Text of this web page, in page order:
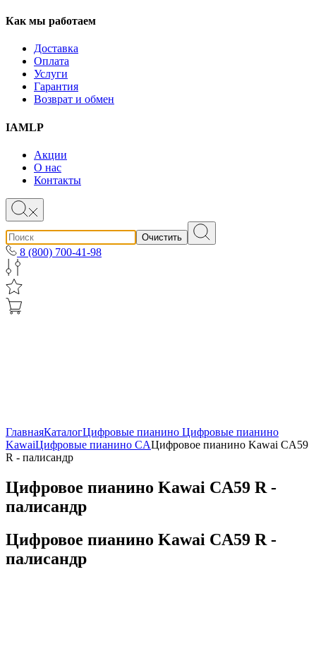
Как мы работаем
Доставка
Оплата
Услуги
Гарантия
Возврат и обмен
IAMLP
Акции
О нас
Контакты
Очистить
8 (800) 700-41-98
ГлавнаяКаталогЦифровые пианино Цифровые пианино
KawaiЦифровые пианино CAЦифровое пианино Kawai CA59
R - палисандр
Цифровое пианино Kawai CA59 R -
палисандр
Цифровое пианино Kawai CA59 R -
палисандр